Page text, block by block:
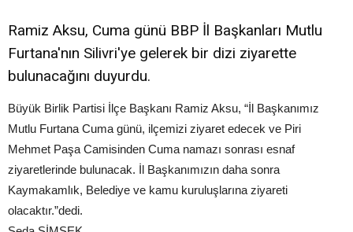
Ramiz Aksu, Cuma günü BBP İl Başkanları Mutlu
Furtana'nın Silivri'ye gelerek bir dizi ziyarette
bulunacağını duyurdu.
Büyük Birlik Partisi İlçe Başkanı Ramiz Aksu, “İl Başkanımız
Mutlu Furtana Cuma günü, ilçemizi ziyaret edecek ve Piri
Mehmet Paşa Camisinden Cuma namazı sonrası esnaf
ziyaretlerinde bulunacak. İl Başkanımızın daha sonra
Kaymakamlık, Belediye ve kamu kuruluşlarına ziyareti
olacaktır.”dedi.